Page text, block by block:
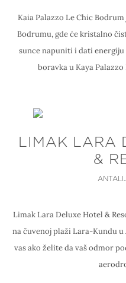
Kaia Palazzo Le Chic
Bodrumu, gde će kristalno
sunce napuniti i dati
boravka u Kaya
LIMAK LARA
&
Limak Lara Deluxe Hotel &
na čuvenoj plaži Lara-Kundu
vas ako želite da vaš odmor